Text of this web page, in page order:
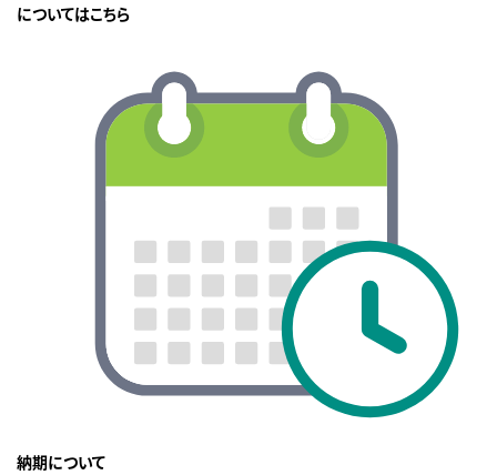
についてはこちら
納期について